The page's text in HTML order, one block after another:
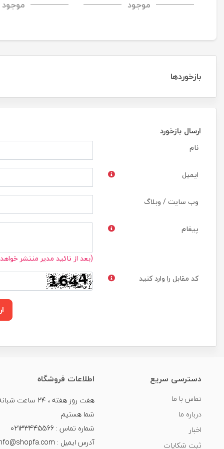
موجود
CP+PRO tempered glass
موجود
بازخوردها
ارسال بازخورد
نام
ایمیل
وب سایت / وبلاگ
پیغام
(بعد از تائید مدیر منتشر
کد مقابل را وارد کنید
دسترسی سریع
تماس با ما
درباره ما
اخبار
ثبت شکایات
اطلاعات فروشگاه
هفت روز هفته ، ۲۴
شما هستیم
شماره تماس : 02133445566
آدرس ایمیل : info@shopfa.com